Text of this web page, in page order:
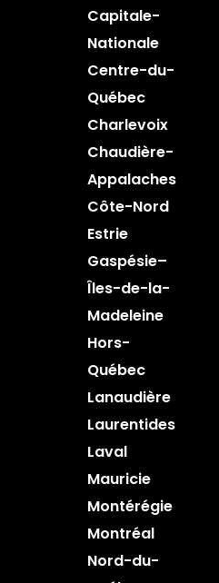
Capitale-
Nationale
Centre-du-
Québec
Charlevoix
Chaudière-
Appalaches
Côte-Nord
Estrie
Gaspésie–
Îles-de-la-
Madeleine
Hors-
Québec
Lanaudière
Laurentides
Laval
Mauricie
Montérégie
Montréal
Nord-du-